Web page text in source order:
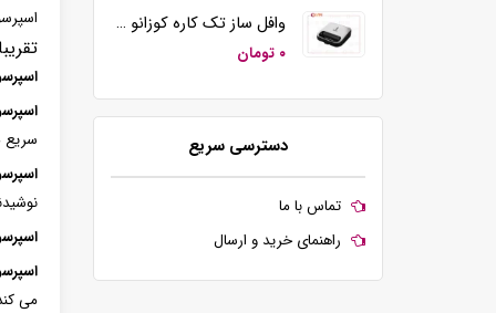
سریع
می
وافل ساز تک کاره کوزانو مدل KZ20
۰ تومان
دسترسی سریع
تماس با ما
راهنمای خرید و ارسال